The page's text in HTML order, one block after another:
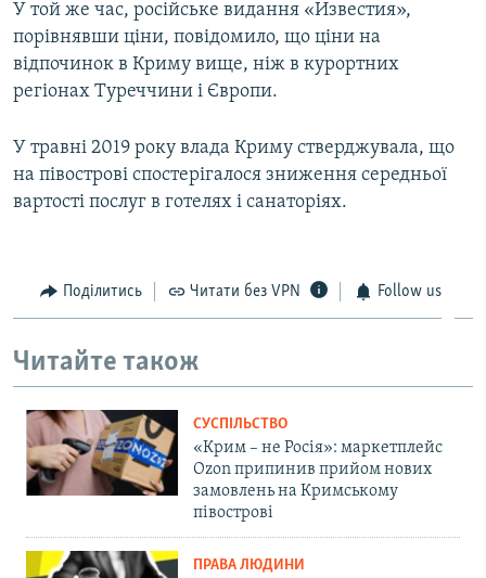
У той же час, російське видання «Известия»,
порівнявши ціни, повідомило, що ціни на
відпочинок в Криму вище, ніж в курортних
регіонах Туреччини і Європи.
У травні 2019 року влада Криму стверджувала, що
на півострові спостерігалося зниження середньої
вартості послуг в готелях і санаторіях.
Поділитись Читати без VPN Follow us
Читайте також
СУСПІЛЬСТВО
«Крим – не Росія»: маркетплейс
Ozon припинив прийом нових
замовлень на Кримському
півострові
ПРАВА ЛЮДИНИ